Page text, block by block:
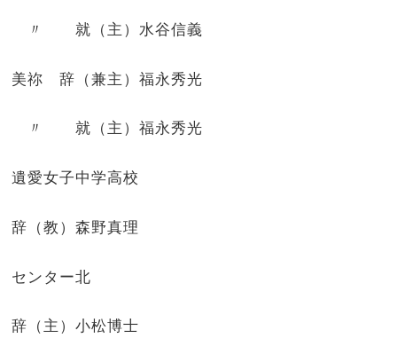
〃 就（主）水谷信義
美祢 辞（兼主）福永秀光
〃 就（主）福永秀光
遺愛女子中学高校
辞（教）森野真理
センター北
辞（主）小松博士